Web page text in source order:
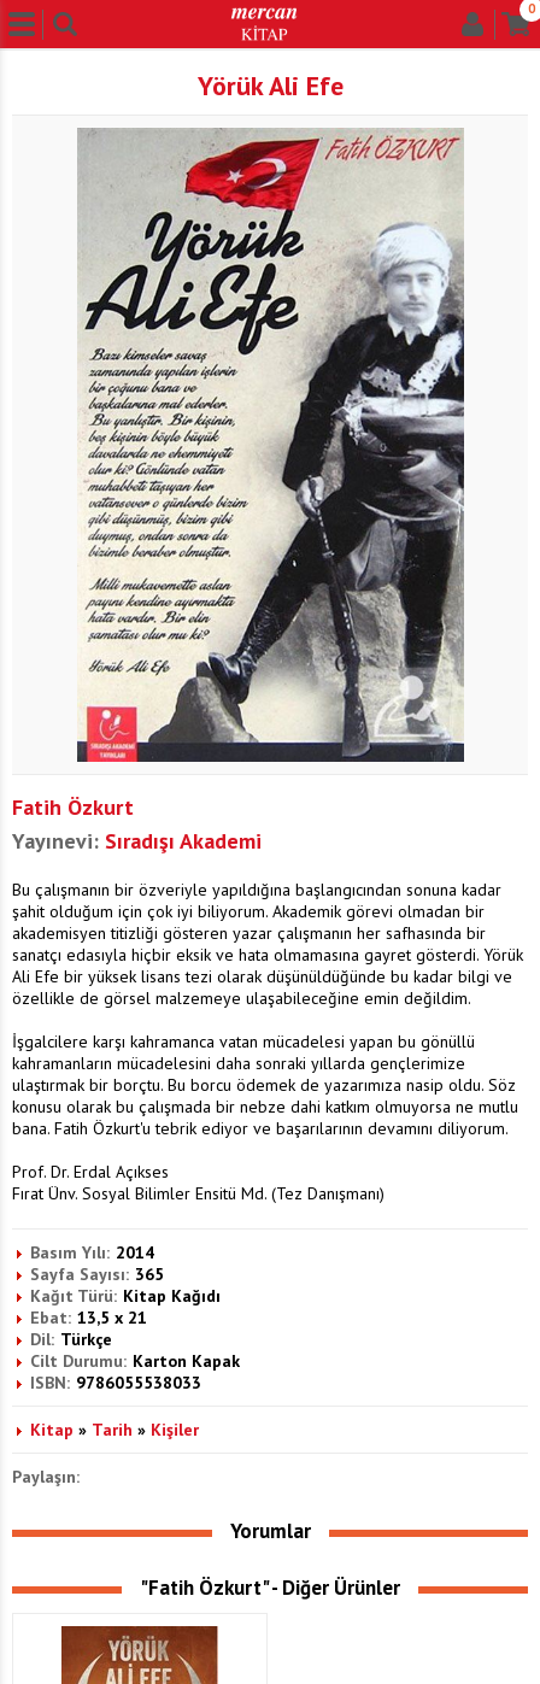
0
Yörük Ali Efe
Fatih Özkurt
Yayınevi: Sıradışı Akademi
Bu çalışmanın bir özveriyle yapıldığına başlangıcından sonuna kadar
şahit olduğum için çok iyi biliyorum. Akademik görevi olmadan bir
akademisyen titizliği gösteren yazar çalışmanın her safhasında bir
sanatçı edasıyla hiçbir eksik ve hata olmamasına gayret gösterdi. Yörük
Ali Efe bir yüksek lisans tezi olarak düşünüldüğünde bu kadar bilgi ve
özellikle de görsel malzemeye ulaşabileceğine emin değildim.
İşgalcilere karşı kahramanca vatan mücadelesi yapan bu gönüllü
kahramanların mücadelesini daha sonraki yıllarda gençlerimize
ulaştırmak bir borçtu. Bu borcu ödemek de yazarımıza nasip oldu. Söz
konusu olarak bu çalışmada bir nebze dahi katkım olmuyorsa ne mutlu
bana. Fatih Özkurt'u tebrik ediyor ve başarılarının devamını diliyorum.
Prof. Dr. Erdal Açıkses
Fırat Ünv. Sosyal Bilimler Ensitü Md. (Tez Danışmanı)
Basım Yılı: 2014
Sayfa Sayısı: 365
Kağıt Türü: Kitap Kağıdı
Ebat: 13,5 x 21
Dil: Türkçe
Cilt Durumu: Karton Kapak
ISBN: 9786055538033
Kitap » Tarih » Kişiler
Paylaşın:
Yorumlar
"Fatih Özkurt" - Diğer Ürünler